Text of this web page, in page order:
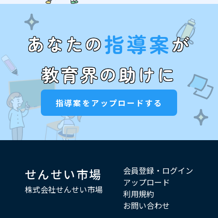
あなたの指導案が
教育界の助けに
指導案をアップロードする
せんせい市場
株式会社せんせい市場
会員登録・ログイン
アップロード
利用規約
お問い合わせ